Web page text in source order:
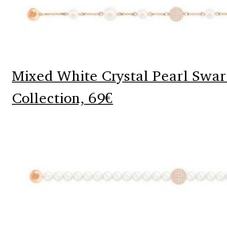
Mixed White Crystal Pearl
Collection, 69€